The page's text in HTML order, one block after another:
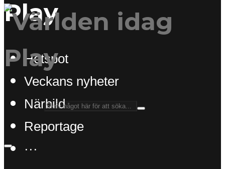
Hotspot
Veckans nyheter
Närbild
Reportage
···